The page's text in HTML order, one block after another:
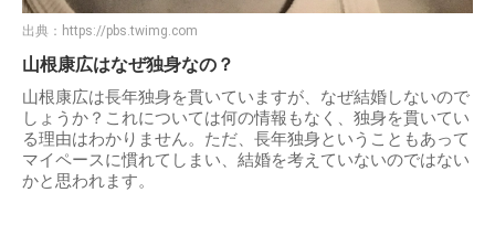
出典： https://pbs.twimg.com
山根康広はなぜ独身なの？
山根康広は長年独身を貫いていますが、なぜ結婚しないので
しょうか？これについては何の情報もなく、独身を貫いてい
る理由はわかりません。ただ、長年独身ということもあって
マイペースに慣れてしまい、結婚を考えていないのではない
かと思われます。